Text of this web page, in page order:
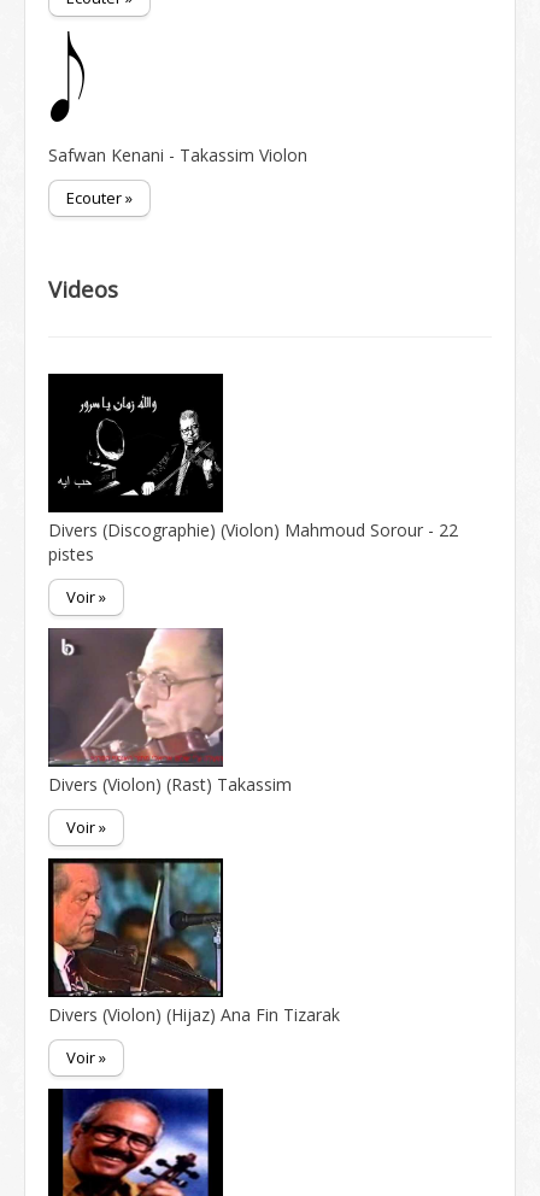
Safwan Kenani - Takassim Violon
Ecouter »
Videos
Divers (Discographie) (Violon) Mahmoud Sorour - 22
pistes
Voir »
Divers (Violon) (Rast) Takassim
Voir »
Divers (Violon) (Hijaz) Ana Fin Tizarak
Voir »